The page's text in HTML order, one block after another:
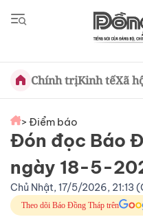
Chính trịKinh tếXã
> Điểm báo
Đón đọc Báo
ngày 18-5-
Chủ Nhật, 17/5/2026, 21:13
Theo dõi Báo Đồng Tháp trên